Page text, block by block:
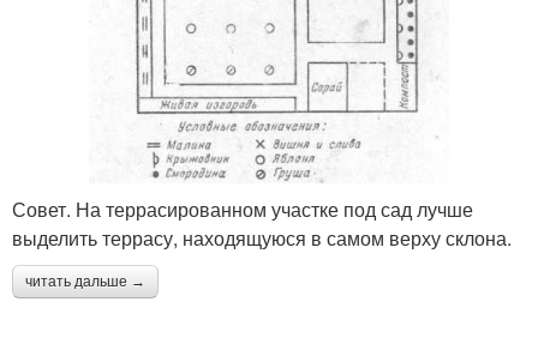
Совет. На террасированном участке под сад лучше
выделить террасу, находящуюся в самом верху склона.
читать дальше →